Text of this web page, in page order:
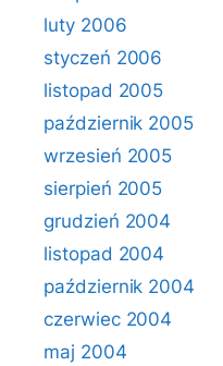
luty 2006
styczeń 2006
listopad 2005
październik 2005
wrzesień 2005
sierpień 2005
grudzień 2004
listopad 2004
październik 2004
czerwiec 2004
maj 2004